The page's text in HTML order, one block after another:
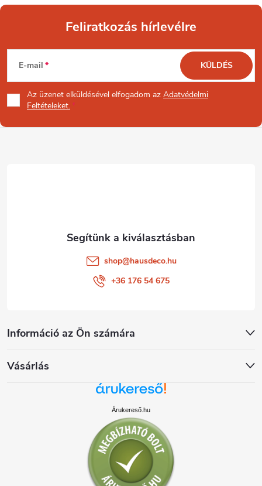
L
á
b
Feliratkozás hírlevélre
E-mail
Az üzenet elküldésével elfogadom az Adatvédelmi
Feltételeket.
KÜLDÉS
Információ az Ön számára
Vásárlás
shop@hausdeco.hu
+36 176 54 675
Árukereső.hu